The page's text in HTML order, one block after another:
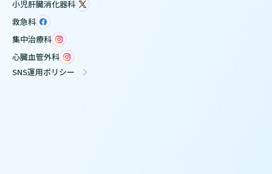
小児肝臓消化器科
救急科
集中治療科
心臓血管外科
SNS運用ポリシー